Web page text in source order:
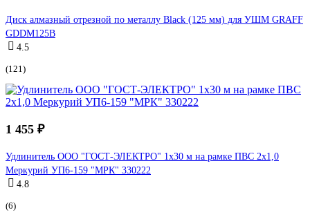
Диск алмазный отрезной по металлу Black (125 мм) для УШМ GRAFF
GDDM125B
4.5
(121)
1 455 ₽
Удлинитель ООО "ГОСТ-ЭЛЕКТРО" 1x30 м на рамке ПВС 2x1,0
Меркурий УП6-159 "МРК" 330222
4.8
(6)